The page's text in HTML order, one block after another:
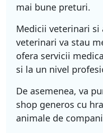
mai bune preturi.
Medicii veterinari
veterinari va stau
ofera servicii
si la un nivel
De asemenea, va
shop generos cu
animale de